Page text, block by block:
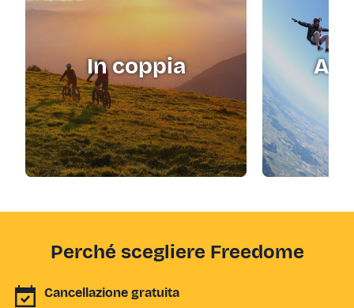
In coppia
Perché scegliere Freedome
Cancellazione gratuita